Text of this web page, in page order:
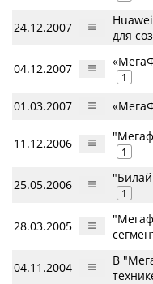
24.12.2007
для
04.12.2007
1
01.03.2007
11.12.2006
1
25.05.2006
1
28.03.2005
04.11.2004
В